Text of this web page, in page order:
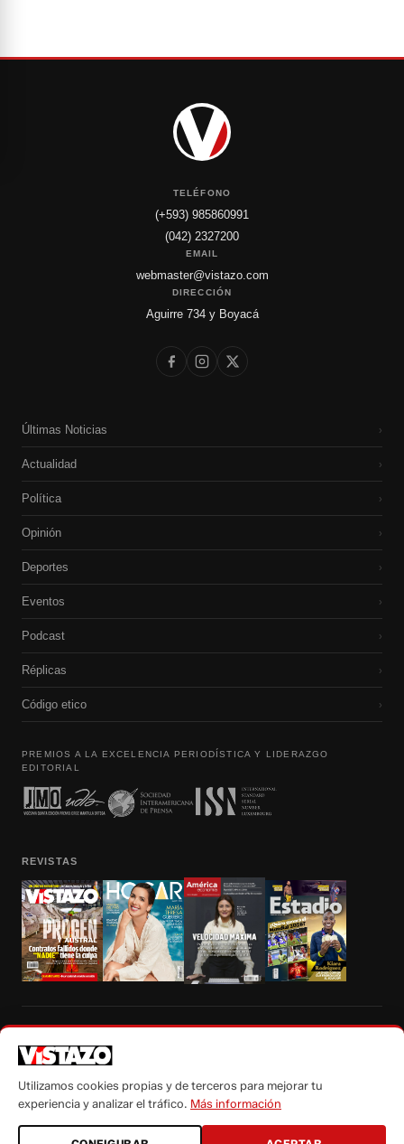
TELÉFONO
(+593) 985860991
(042) 2327200
EMAIL
webmaster@vistazo.com
DIRECCIÓN
Aguirre 734 y Boyacá
Últimas Noticias ›
Actualidad ›
Política ›
Opinión ›
Deportes ›
Eventos ›
Podcast ›
Réplicas ›
Código etico ›
PREMIOS A LA EXCELENCIA PERIODÍSTICA Y LIDERAZGO
EDITORIAL
REVISTAS
autorización escrita de su titular, de todos los contenidos de Vistazo.com.
Utilizamos cookies propias y de terceros para mejorar tu
experiencia y analizar el tráfico. Más información